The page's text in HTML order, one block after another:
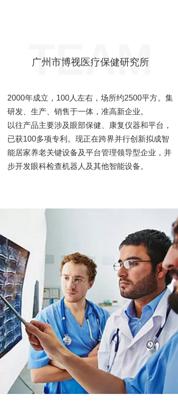
TEAM
广州市博视医疗保健研究所
2000年成立，100人左右，场所约2500平方。集
研发、生产、销售于一体，准高新企业。
以往产品主要涉及眼部保健、康复仪器和平台，
已获100多项专利。现正在跨界并行创新拟成智
能居家养老关键设备及平台管理领导型企业，并
步开发眼科检查机器人及其他智能设备。